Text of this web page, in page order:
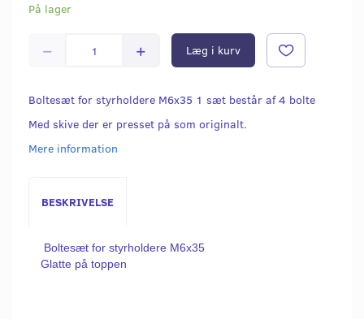
På lager
Læg i kurv
Boltesæt for styrholdere M6x35 1 sæt består af 4 bolte
Med skive der er presset på som originalt.
Mere information
BESKRIVELSE
Boltesæt for styrholdere M6x35
Glatte på toppen